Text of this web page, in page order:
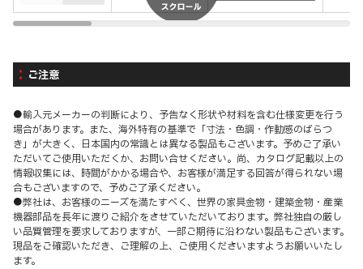
ご注意
●輸入元メーカーの判断により、予告なく形状や材料を含む仕様変更を行う
場合があります。また、海外特有の基準で「寸法・色調・作動感のばらつ
き」が大きく、日本国内の常識とは異なる製品もございます。予めご了承い
ただいてご使用いただくか、お問い合せください。尚、カタログ記載以上の
情報収集には、時間がかかる場合や、お客様が満足する回答が得られない場
合もございますので、予めご了承ください。
●弊社は、お客様のニーズを満たすべく、世界の家具金物・建築金物・産業
機器部品を長年に渡りご紹介をさせていただいております。弊社独自の厳し
い品質管理を要求しておりますが、一部ご期待に沿わない製品もございます。
現品をご確認いただき、ご理解の上、ご使用くださいますようお願いいたし
ます。